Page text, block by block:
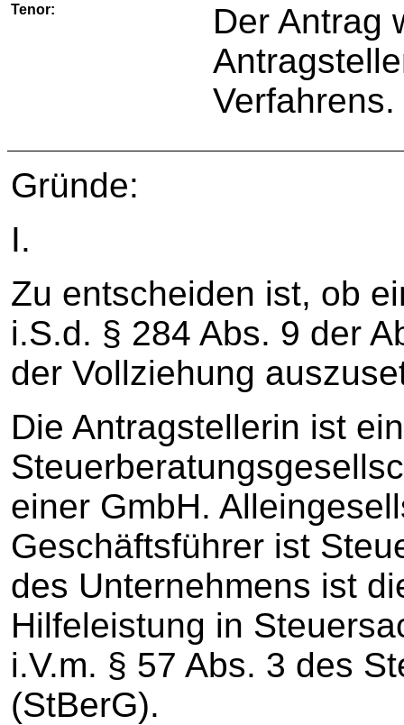
Tenor:
Der Antrag
Verfahrens.
Gründe:
I.
Zu entscheiden ist, ob
i.S.d. § 284 Abs. 9 der
der Vollziehung
Die Antragstellerin ist
einer GmbH.
Geschäftsführer ist
des Unternehmens ist
Hilfeleistung in
i.V.m. § 57 Abs. 3 des
(StBerG).